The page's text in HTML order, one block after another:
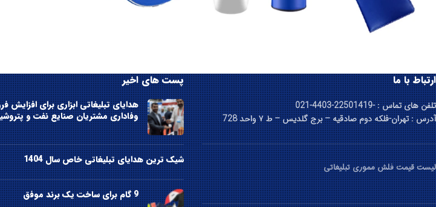
ارتباط با ما
تلفن های تماس : -22501419-4403-021
آدرس : تهران-فلکه دوم صادقیه – برج گلدیس – ط ۷ واحد 728
لیست قیمت فلش مموری تبلیغاتی
پست های اخیر
هدایای تبلیغاتی ابزاری برای افزایش
وفاداری مشتریان صنایع نفت و
شیک ترین هدایای تبلیغاتی خاص سال 1404
9 گام برای ساخت یک برند موفق